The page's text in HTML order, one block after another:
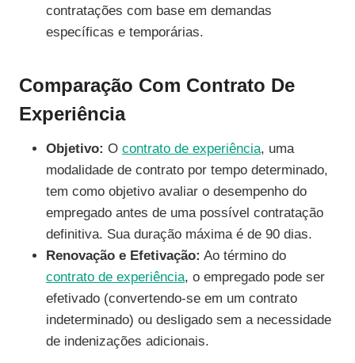
contratações com base em demandas
específicas e temporárias.
Comparação Com Contrato De
Experiência
Objetivo: O contrato de experiência, uma
modalidade de contrato por tempo determinado,
tem como objetivo avaliar o desempenho do
empregado antes de uma possível contratação
definitiva. Sua duração máxima é de 90 dias.
Renovação e Efetivação: Ao término do
contrato de experiência, o empregado pode ser
efetivado (convertendo-se em um contrato
indeterminado) ou desligado sem a necessidade
de indenizações adicionais.